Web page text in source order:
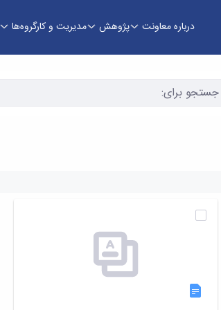
درباره معاونت پژوهش مدیریت و کارگروه‌ها